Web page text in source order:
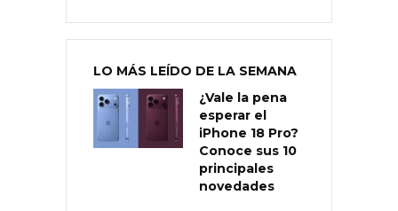
LO MÁS LEÍDO DE LA SEMANA
¿Vale la pena
esperar el
iPhone 18 Pro?
Conoce sus 10
principales
novedades